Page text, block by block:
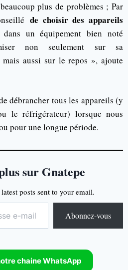
plus de problèmes ; Par
de choisir des appareils
un équipement bien noté
non seulement sur sa
aussi sur le repos », ajoute
débrancher tous les appareils (y
le réfrigérateur) lorsque nous
pour une longue période.
sur Gnatepe
posts sent to your email.
Abonnez-vous
chaine WhatsApp